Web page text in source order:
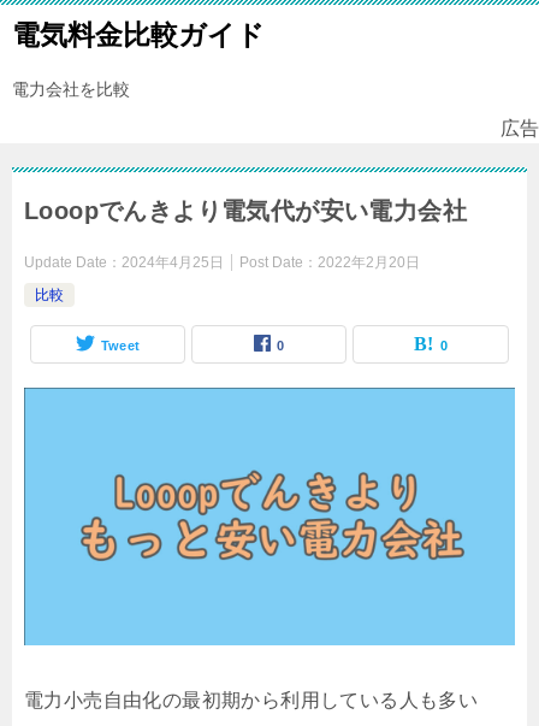
電気料金比較ガイド
電力会社を比較
広告
Looopでんきより電気代が安い電力会社
Update Date： 2024年4月25日 Post Date： 2022年2月20日
比較
Tweet 0 0
電力小売自由化の最初期から利用している人も多い